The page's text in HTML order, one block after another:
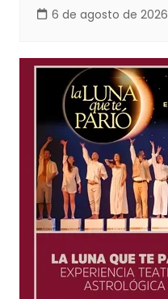
6 de agosto de 2026